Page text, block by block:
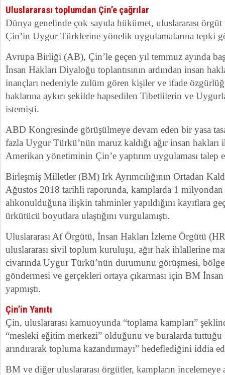
Uluslararası toplumdan Çin’e çağrılar
Dünya genelinde çok sayıda hükümet, uluslararası
Çin’in Uygur Türklerine yönelik uygulamalarına tepki
Avrupa Birliği (AB), Çin’le geçen yıl temmuz ayında
İnsan Hakları Diyaloğu toplantısının ardından insan
inançları nedeniyle zulüm gören kişiler ve ifade
haklarına aykırı şekilde hapsedilen Tibetlilerin ve
istemişti.
ABD Kongresinde görüşülmeye devam eden bir yasa
fazla Uygur Türkü’nün maruz kaldığı ağır insan hakları
Amerikan yönetiminin Çin’e yaptırım uygulaması talep
Birleşmiş Milletler (BM) Irk Ayrımcılığının Ortadan
Ağustos 2018 tarihli raporunda, kamplarda 1
alıkonulduğuna ilişkin tahminler yapıldığını kayıtlara
ürkütücü boyutlara ulaştığını vurgulamıştı.
Uluslararası Af Örgütü, İnsan Hakları İzleme Örgütü
uluslararası sivil toplum kuruluşu, ağır hak ihlallerine
civarında Uygur Türkü’nün durumunu görüşmesi,
göndermesi ve gerçekleri ortaya çıkarması için BM
yapmıştı.
Çin’in Yanıtı
Çin, uluslararası kamuoyunda “toplama kampları”
“mesleki eğitim merkezi” olduğunu ve buralarda tuttuğu
arındırarak topluma kazandırmayı” hedeflediğini iddia
BM ve diğer uluslararası örgütler, kampların incelemeye